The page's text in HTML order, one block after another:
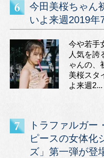
今田美桜ちゃん
いよ来週2019年
今や若手
人気を
ゃんの、
美桜スタ
よ来週2...
トラファルガー
ピースの女体化
ズ」第一弾が登